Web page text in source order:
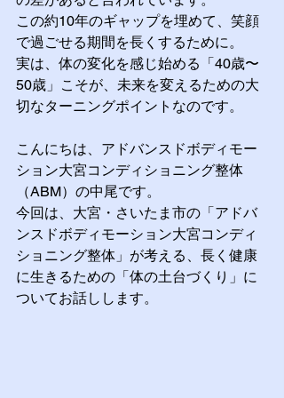
この約10年のギャップを埋めて、笑顔
で過ごせる期間を長くするために。
実は、体の変化を感じ始める「40歳〜
50歳」こそが、未来を変えるための大
切なターニングポイントなのです。
こんにちは、アドバンスドボディモー
ション大宮コンディショニング整体
（ABM）の中尾です。
今回は、大宮・さいたま市の「アドバ
ンスドボディモーション大宮コンディ
ショニング整体」が考える、長く健康
に生きるための「体の土台づくり」に
ついてお話しします。